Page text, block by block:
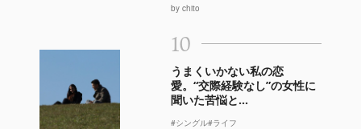
by chito
10
うまくいかない私の恋
愛。“交際経験なし”の女性に
聞いた苦悩と...
#シングル#ライフ